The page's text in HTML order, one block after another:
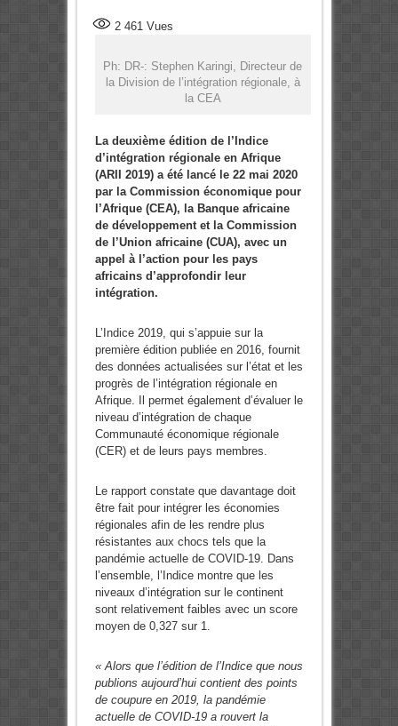
2 461Vues
Ph: DR-: Stephen Karingi, Directeur de
la Division de l’intégration régionale, à
la CEA
La deuxième édition de l’Indice
d’intégration régionale en Afrique
(ARII 2019) a été lancé le 22 mai 2020
par la Commission économique pour
l’Afrique (CEA), la Banque africaine
de développement et la Commission
de l’Union africaine (CUA), avec un
appel à l’action pour les pays
africains d’approfondir leur
intégration.
L’Indice 2019, qui s’appuie sur la
première édition publiée en 2016, fournit
des données actualisées sur l’état et les
progrès de l’intégration régionale en
Afrique. Il permet également d’évaluer le
niveau d’intégration de chaque
Communauté économique régionale
(CER) et de leurs pays membres.
Le rapport constate que davantage doit
être fait pour intégrer les économies
régionales afin de les rendre plus
résistantes aux chocs tels que la
pandémie actuelle de COVID-19. Dans
l’ensemble, l’Indice montre que les
niveaux d’intégration sur le continent
sont relativement faibles avec un score
moyen de 0,327 sur 1.
« Alors que l’édition de l’Indice que nous
publions aujourd’hui contient des points
de coupure en 2019, la pandémie
actuelle de COVID-19 a rouvert la